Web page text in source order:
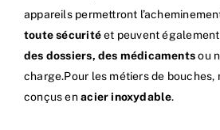
appareils permettront
toute sécuritéet peuvent
des dossiers, des médicamentsou
charge.Pour les métiers de bouches,
conçus enacier inoxydable.